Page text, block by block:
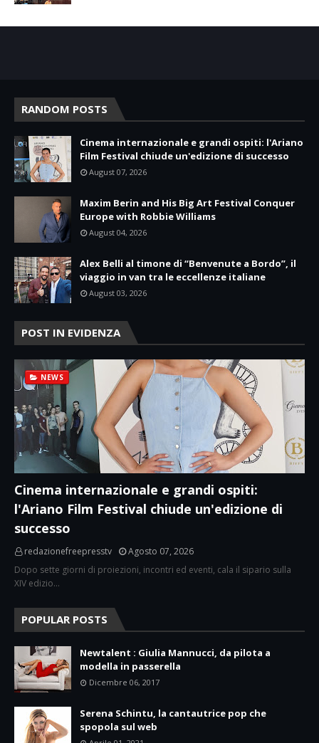
RANDOM POSTS
Cinema internazionale e grandi ospiti: l'Ariano
Film Festival chiude un'edizione di successo
August 07, 2026
Maxim Berin and His Big Art Festival Conquer
Europe with Robbie Williams
August 04, 2026
Alex Belli al timone di “Benvenute a Bordo”, il
viaggio in van tra le eccellenze italiane
August 03, 2026
POST IN EVIDENZA
NEWS
Cinema internazionale e grandi ospiti:
l'Ariano Film Festival chiude un'edizione di
successo
redazionefreepresstv
Agosto 07, 2026
Dopo sette giorni di proiezioni, incontri ed eventi, cala il sipario sulla
XIV edizio…
POPULAR POSTS
Newtalent : Giulia Mannucci, da pilota a
modella in passerella
Dicembre 06, 2017
Serena Schintu, la cantautrice pop che
spopola sul web